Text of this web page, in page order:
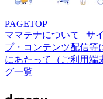
PAGETOP
ママテナについて | サ
プ・コンテンツ配信等
にあたって（ご利用端
グ一覧